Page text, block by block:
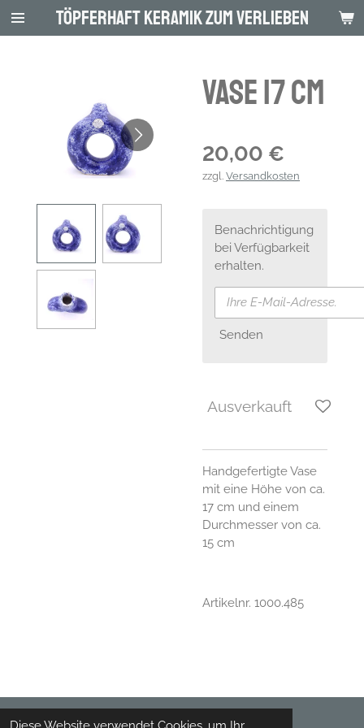
Zum
Hauptinhalt
Töpferhaft Keramik zum Verlieben
Vase 17 cm
20,00 €
zzgl. Versandkosten
Benachrichtigung
bei Verfügbarkeit
erhalten.
Senden
Ausverkauft
Handgefertigte Vase
mit eine Höhe von ca.
17 cm und einem
Durchmesser von ca.
15 cm
Artikelnr. 1000.485